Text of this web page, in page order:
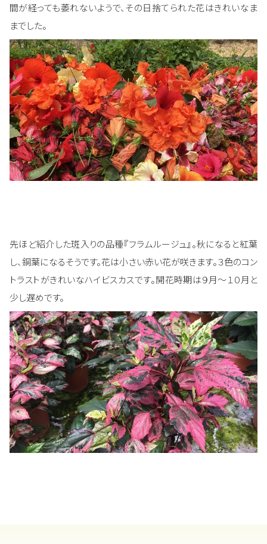
間が経っても萎れないようで、その日捨てられた花はきれいなま
までした。
先ほど紹介した斑入りの品種『フラムルージュ』。秋になると紅葉
し、銅葉になるそうです。花は小さい赤い花が咲きます。３色のコン
トラストがきれいなハイビスカスです。開花時期は９月～１０月と
少し遅めです。